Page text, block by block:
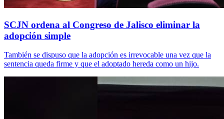
SCJN ordena al Congreso de Jalisco eliminar la
adopción simple
También se dispuso que la adopción es irrevocable una vez que la
sentencia queda firme y que el adoptado hereda como un hijo.